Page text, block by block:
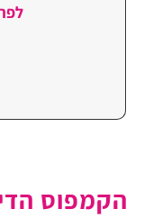
הקמפוס